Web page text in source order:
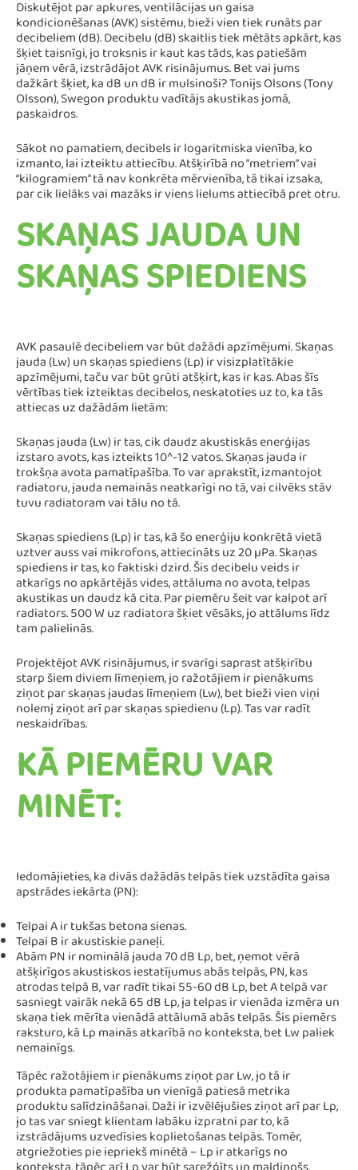
Diskutējot par apkures, ventilācijas un gaisa
kondicionēšanas (AVK) sistēmu, bieži vien tiek runāts par
decibeliem (dB). Decibelu (dB) skaitlis tiek mētāts apkārt, kas
šķiet taisnīgi, jo troksnis ir kaut kas tāds, kas patiešām
jāņem vērā, izstrādājot AVK risinājumus. Bet vai jums
dažkārt šķiet, ka dB un dB ir mulsinoši? Tonijs Olsons (Tony
Olsson), Swegon produktu vadītājs akustikas jomā,
paskaidros.
Sākot no pamatiem, decibels ir logaritmiska vienība, ko
izmanto, lai izteiktu attiecību. Atšķirībā no “metriem” vai
“kilogramiem” tā nav konkrēta mērvienība, tā tikai izsaka,
par cik lielāks vai mazāks ir viens lielums attiecībā pret otru.
SKAŅAS JAUDA UN
SKAŅAS SPIEDIENS
AVK pasaulē decibeliem var būt dažādi apzīmējumi. Skaņas
jauda (Lw) un skaņas spiediens (Lp) ir visizplatītākie
apzīmējumi, taču var būt grūti atšķirt, kas ir kas. Abas šīs
vērtības tiek izteiktas decibelos, neskatoties uz to, ka tās
attiecas uz dažādām lietām:
Skaņas jauda (Lw) ir tas, cik daudz akustiskās enerģijas
izstaro avots, kas izteikts 10^-12 vatos. Skaņas jauda ir
trokšņa avota pamatīpašība. To var aprakstīt, izmantojot
radiatoru, jauda nemainās neatkarīgi no tā, vai cilvēks stāv
tuvu radiatoram vai tālu no tā.
Skaņas spiediens (Lp) ir tas, kā šo enerģiju konkrētā vietā
uztver auss vai mikrofons, attiecināts uz 20 µPa. Skaņas
spiediens ir tas, ko faktiski dzird. Šis decibelu veids ir
atkarīgs no apkārtējās vides, attāluma no avota, telpas
akustikas un daudz kā cita. Par piemēru šeit var kalpot arī
radiators. 500 W uz radiatora šķiet vēsāks, jo attālums līdz
tam palielinās.
Projektējot AVK risinājumus, ir svarīgi saprast atšķirību
starp šiem diviem līmeņiem, jo ražotājiem ir pienākums
ziņot par skaņas jaudas līmeņiem (Lw), bet bieži vien viņi
nolemj ziņot arī par skaņas spiedienu (Lp). Tas var radīt
neskaidrības.
KĀ PIEMĒRU VAR
MINĒT:
Iedomājieties, ka divās dažādās telpās tiek uzstādīta gaisa
apstrādes iekārta (PN):
Telpai A ir tukšas betona sienas.
Telpai B ir akustiskie paneļi.
Abām PN ir nominālā jauda 70 dB Lp, bet, ņemot vērā
atšķirīgos akustiskos iestatījumus abās telpās, PN, kas
atrodas telpā B, var radīt tikai 55-60 dB Lp, bet A telpā var
sasniegt vairāk nekā 65 dB Lp, ja telpas ir vienāda izmēra un
skaņa tiek mērīta vienādā attālumā abās telpās. Šis piemērs
raksturo, kā Lp mainās atkarībā no konteksta, bet Lw paliek
nemainīgs.
Tāpēc ražotājiem ir pienākums ziņot par Lw, jo tā ir
produkta pamatīpašība un vienīgā patiesā metrika
produktu salīdzināšanai. Daži ir izvēlējušies ziņot arī par Lp,
jo tas var sniegt klientam labāku izpratni par to, kā
izstrādājums uzvedīsies koplietošanas telpās. Tomēr,
atgriežoties pie iepriekš minētā – Lp ir atkarīgs no